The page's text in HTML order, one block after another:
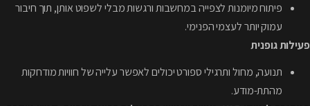
פיתוח מיומנות לצפייה במחשבות ורגשות מבלי לשפוט אותן, תוך חיבור
עמוק יותר לעצמי הפנימי.
פעילות גופנית
תנועה, מחול ותרגילי ספורט יכולים לאפשר עלייה של חוויות מודחקות
מהתת-מודע.